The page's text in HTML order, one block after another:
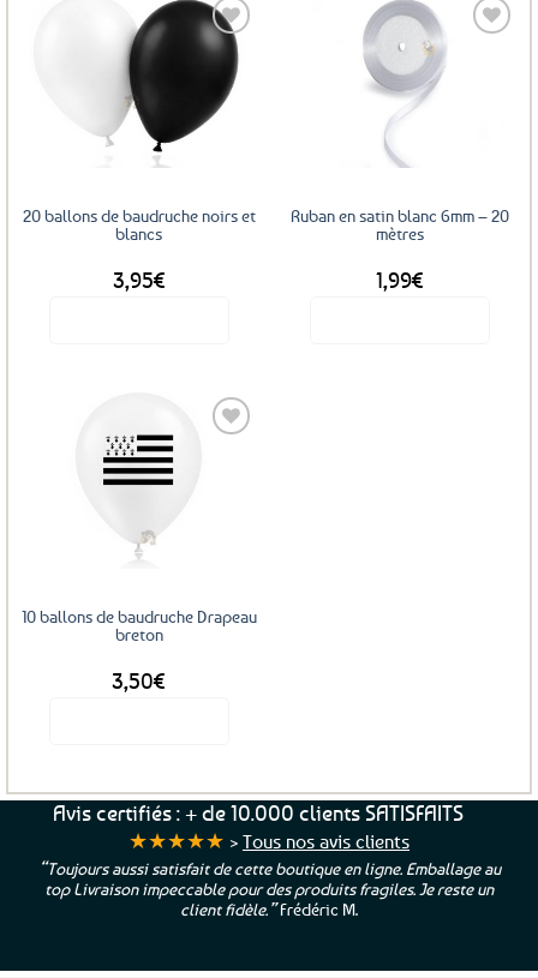
Ajouter
aux
favoris
20 ballons de baudruche noirs et
blancs
3,95€
Ruban en satin blanc 6mm – 20
mètres
1,99€
10 ballons de baudruche Drapeau
breton
3,50€
Avis certifiés : + de 10.000 clients SATISFAITS
★★★★★ > Tous nos avis clients
“Toujours aussi satisfait de cette boutique en ligne. Emballage au
top Livraison impeccable pour des produits fragiles. Je reste un
client fidèle.”Frédéric M.